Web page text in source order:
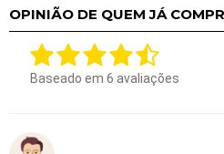
OPINIÃO DE QUEM JÁ
Baseado em 6 avaliações